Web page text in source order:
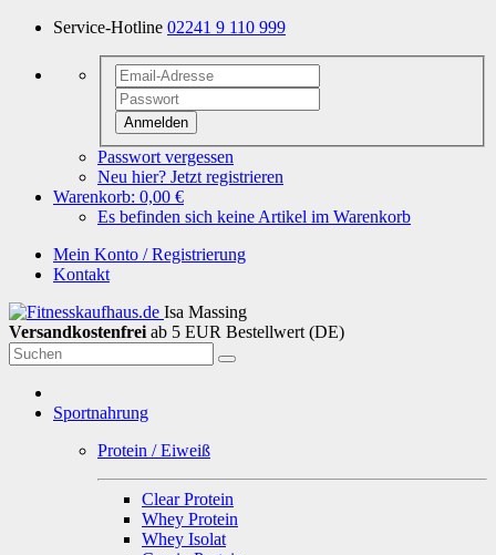
Service-Hotline 02241 9 110 999
Anmelden
Passwort vergessen
Neu hier? Jetzt registrieren
Warenkorb: 0,00 €
Es befinden sich keine Artikel im Warenkorb
Mein Konto / Registrierung
Kontakt
Isa Massing
Versandkostenfrei ab 5 EUR Bestellwert (DE)
Sportnahrung
Protein / Eiweiß
Clear Protein
Whey Protein
Whey Isolat